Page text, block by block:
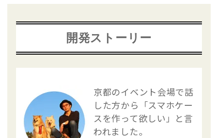
開発ストーリー
京都のイベント会場で話
した方から「スマホケー
スを作って欲しい」と言
われました。